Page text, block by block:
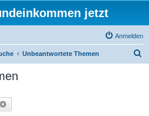
jetzt
Anmelden
Unbeantwortete Themen